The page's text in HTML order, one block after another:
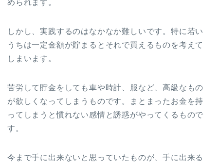
められます。
しかし、実践するのはなかなか難しいです。特に若い
うちは一定金額が貯まるとそれで買えるものを考えて
しまいます。
苦労して貯金をしても車や時計、服など、高級なもの
が欲しくなってしまうものです。まとまったお金を持
ってしまうと慣れない感情と誘惑がやってくるもので
す。
今まで手に出来ないと思っていたものが、手に出来る